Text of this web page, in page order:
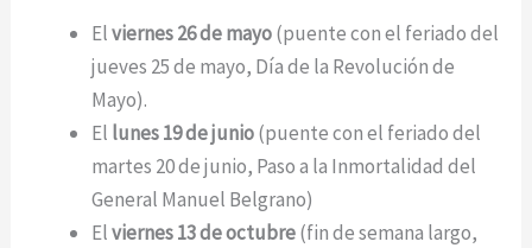
Elviernes 26 de mayo(puente con el feriado del
jueves 25 de mayo, Día de la Revolución de
Mayo).
El lunes 19 de junio(puente con el feriado del
martes 20 de junio, Paso a la Inmortalidad del
General Manuel Belgrano)
Elviernes 13 de octubre(fin de semana largo,